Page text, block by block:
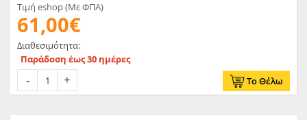
Τιμή eshop (Με ΦΠΑ)
61,00€
Διαθεσιμότητα:
Παράδοση έως 30 ημέρες
Το Θέλω